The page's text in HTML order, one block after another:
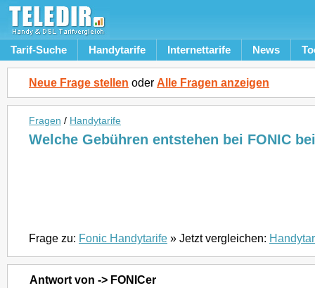
Tarif-Suche Handytarife Internettarife News
Neue Frage stellen oder Alle Fragen anzeigen
Fragen / Handytarife
Welche Gebühren entstehen bei FONIC
Frage zu: Fonic Handytarife » Jetzt vergleichen:
Antwort von -> FONICer